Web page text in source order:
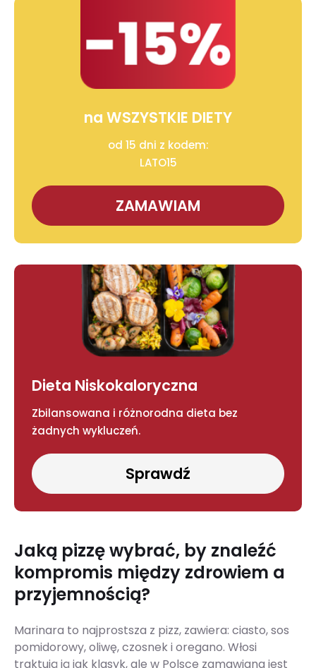
na WSZYSTKIE DIETY
od 15 dni z kodem:
LATO15
ZAMAWIAM
Dieta Niskokaloryczna
Zbilansowana i różnorodna dieta bez
żadnych wykluczeń.
Sprawdź
Jaką pizzę wybrać, by znaleźć
kompromis między zdrowiem a
przyjemnością?
Marinara to najprostsza z pizz, zawiera: ciasto, sos
pomidorowy, oliwę, czosnek i oregano. Włosi
traktują ją jak klasyk, ale w Polsce zamawiana jest